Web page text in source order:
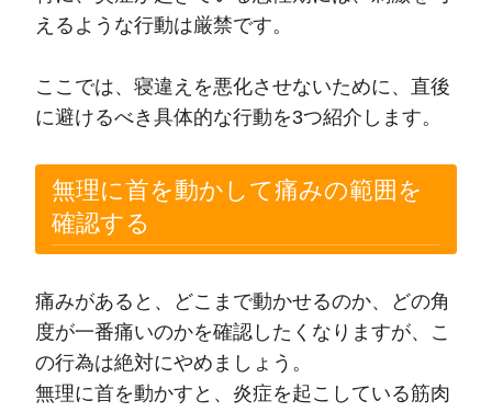
えるような行動は厳禁です。
ここでは、寝違えを悪化させないために、直後
に避けるべき具体的な行動を3つ紹介します。
無理に首を動かして痛みの範囲を
確認する
痛みがあると、どこまで動かせるのか、どの角
度が一番痛いのかを確認したくなりますが、こ
の行為は絶対にやめましょう。
無理に首を動かすと、炎症を起こしている筋肉